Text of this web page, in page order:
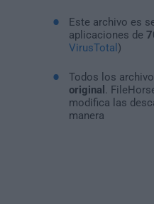
Este archivo es
aplicaciones de
VirusTotal )
Todos los
original
.
modifica las
manera